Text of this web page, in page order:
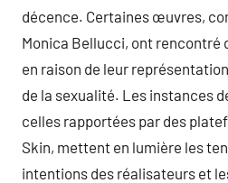
décence. Certaines œuvres,
Monica Bellucci, ont rencontré
en raison de leur
de la sexualité. Les instances
celles rapportées par des
Skin, mettent en lumière les
intentions des réalisateurs et